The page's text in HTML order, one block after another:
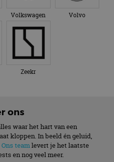
Volkswagen Volvo
Zeekr
ons
waar het hart van een
kloppen. In beeld én geluid,
Ons teamlevert je het laatste
en nog veel meer.